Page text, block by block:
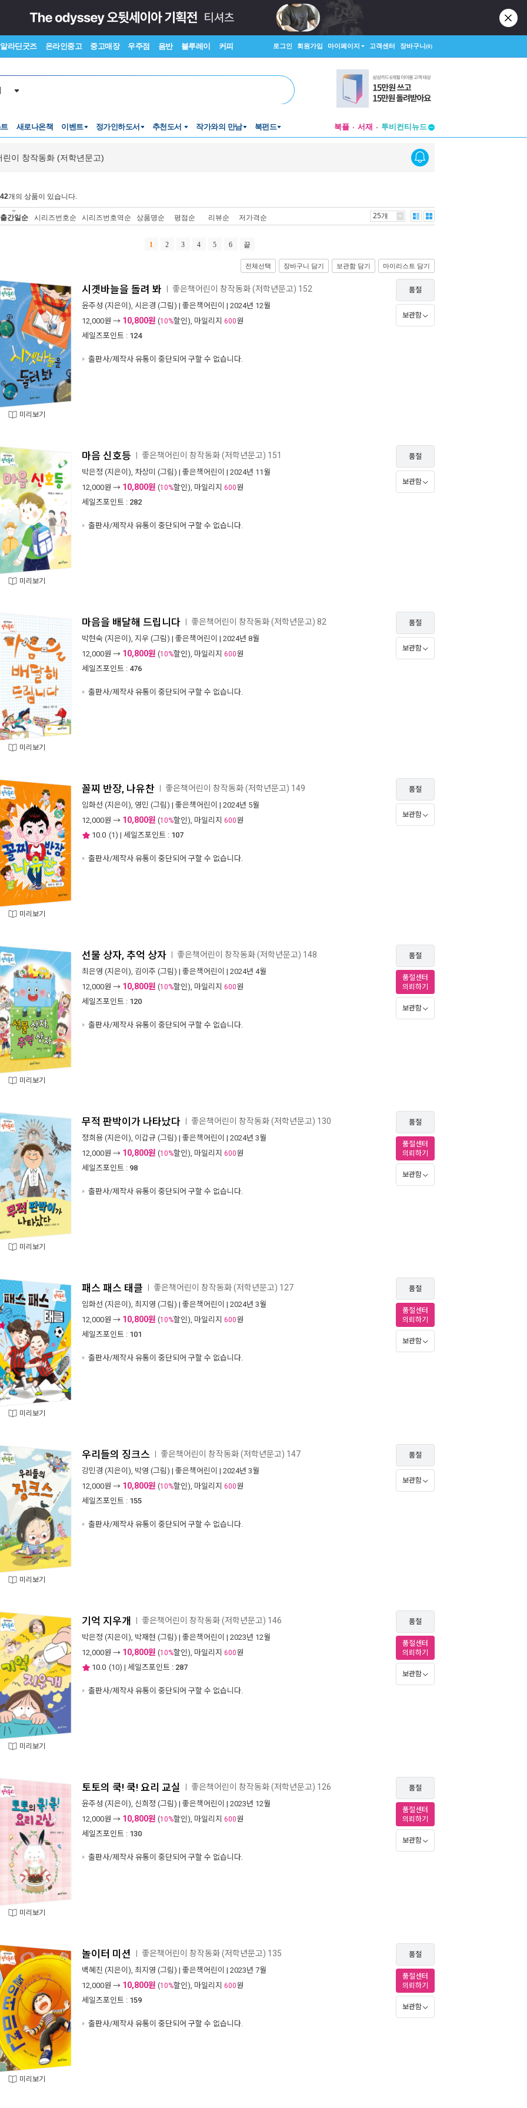
알라딘굿즈 온라인중고 중고매장 우주점 음반 블루레이 커피 로그인 회원가입 마이페이지 고객센터 장바구니(0)
새로나온책 이벤트 정가인하도서 추천도서 작가와의 만남 북펀드 북플 서재
투비컨티뉴드
창작플랫폼
투비컨티뉴드
린이 창작동화 (저학년문고)
개의 상품이 있습니다.
출간일순 시리즈번호순 시리즈번호역순 상품명순 평점순 리뷰순 저가격순 25개
1 2 3 4 5 6 끝
전체선택 장바구니 담기 보관함 담기 마이리스트 담기
미리보기
시곗바늘을 돌려 봐 좋은책어린이 창작동화 (저학년문고) 152
윤주성 (지은이), 시은경 (그림) | 좋은책어린이 | 2024년 12월
12,000원 → 10,800원 (10%할인), 마일리지 600원
세일즈포인트 : 124
출판사/제작사 유통이 중단되어 구할 수 없습니다.
품절
보관함
미리보기
마음 신호등 좋은책어린이 창작동화 (저학년문고) 151
박은정 (지은이), 차상미 (그림) | 좋은책어린이 | 2024년 11월
12,000원 → 10,800원 (10%할인), 마일리지 600원
세일즈포인트 : 282
출판사/제작사 유통이 중단되어 구할 수 없습니다.
품절
보관함
미리보기
마음을 배달해 드립니다 좋은책어린이 창작동화 (저학년문고) 82
박현숙 (지은이), 지우 (그림) | 좋은책어린이 | 2024년 8월
12,000원 → 10,800원 (10%할인), 마일리지 600원
세일즈포인트 : 476
출판사/제작사 유통이 중단되어 구할 수 없습니다.
품절
보관함
미리보기
꼴찌 반장, 나유찬 좋은책어린이 창작동화 (저학년문고) 149
임화선 (지은이), 영민 (그림) | 좋은책어린이 | 2024년 5월
12,000원 → 10,800원 (10%할인), 마일리지 600원
10.0 (1) | 세일즈포인트 : 107
출판사/제작사 유통이 중단되어 구할 수 없습니다.
품절
보관함
미리보기
선물 상자, 추억 상자 좋은책어린이 창작동화 (저학년문고) 148
최은영 (지은이), 김이주 (그림) | 좋은책어린이 | 2024년 4월
12,000원 → 10,800원 (10%할인), 마일리지 600원
세일즈포인트 : 120
출판사/제작사 유통이 중단되어 구할 수 없습니다.
품절
품절센터
의뢰하기
보관함
미리보기
무적 판박이가 나타났다 좋은책어린이 창작동화 (저학년문고) 130
정희용 (지은이), 이갑규 (그림) | 좋은책어린이 | 2024년 3월
12,000원 → 10,800원 (10%할인), 마일리지 600원
세일즈포인트 : 98
출판사/제작사 유통이 중단되어 구할 수 없습니다.
품절
품절센터
의뢰하기
보관함
미리보기
패스 패스 태클 좋은책어린이 창작동화 (저학년문고) 127
임화선 (지은이), 최지영 (그림) | 좋은책어린이 | 2024년 3월
12,000원 → 10,800원 (10%할인), 마일리지 600원
세일즈포인트 : 101
출판사/제작사 유통이 중단되어 구할 수 없습니다.
품절
품절센터
의뢰하기
보관함
미리보기
우리들의 징크스 좋은책어린이 창작동화 (저학년문고) 147
강민경 (지은이), 박영 (그림) | 좋은책어린이 | 2024년 3월
12,000원 → 10,800원 (10%할인), 마일리지 600원
세일즈포인트 : 155
출판사/제작사 유통이 중단되어 구할 수 없습니다.
품절
보관함
미리보기
기억 지우개 좋은책어린이 창작동화 (저학년문고) 146
박은정 (지은이), 박재현 (그림) | 좋은책어린이 | 2023년 12월
12,000원 → 10,800원 (10%할인), 마일리지 600원
10.0 (10) | 세일즈포인트 : 287
출판사/제작사 유통이 중단되어 구할 수 없습니다.
품절
품절센터
의뢰하기
보관함
미리보기
토토의 쿡! 쿡! 요리 교실 좋은책어린이 창작동화 (저학년문고) 126
윤주성 (지은이), 신희정 (그림) | 좋은책어린이 | 2023년 12월
12,000원 → 10,800원 (10%할인), 마일리지 600원
세일즈포인트 : 130
출판사/제작사 유통이 중단되어 구할 수 없습니다.
품절
품절센터
의뢰하기
보관함
미리보기
놀이터 미션 좋은책어린이 창작동화 (저학년문고) 135
백혜진 (지은이), 최지영 (그림) | 좋은책어린이 | 2023년 7월
12,000원 → 10,800원 (10%할인), 마일리지 600원
세일즈포인트 : 159
출판사/제작사 유통이 중단되어 구할 수 없습니다.
품절
품절센터
의뢰하기
보관함